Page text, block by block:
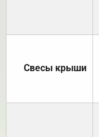
Свесы крыши